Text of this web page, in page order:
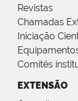
Revistas
Chamadas
Iniciação
Comitês
EXTENSÃO